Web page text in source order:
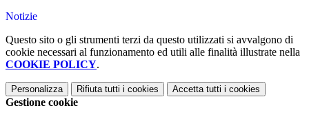
Notizie
Questo sito o gli strumenti terzi da questo utilizzati si avvalgono di
cookie necessari al funzionamento ed utili alle finalità illustrate nella
COOKIE POLICY.
Personalizza Rifiuta tutti i cookies Accetta tutti i cookies
Gestione cookie